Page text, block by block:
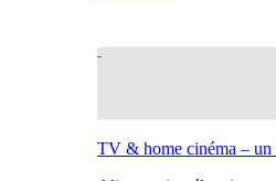
TV & home cinéma – un